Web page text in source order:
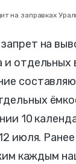
на заправках
на
10
июля.
каждым